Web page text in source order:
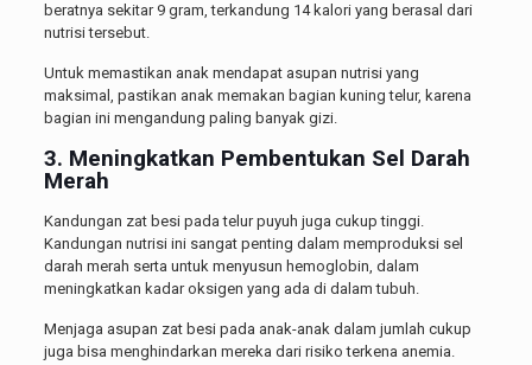
beratnya sekitar 9 gram, terkandung 14 kalori yang berasal dari
nutrisi tersebut.
Untuk memastikan anak mendapat asupan nutrisi yang
maksimal, pastikan anak memakan bagian kuning telur, karena
bagian ini mengandung paling banyak gizi.
3. Meningkatkan Pembentukan Sel Darah
Merah
Kandungan zat besi pada telur puyuh juga cukup tinggi.
Kandungan nutrisi ini sangat penting dalam memproduksi sel
darah merah serta untuk menyusun hemoglobin, dalam
meningkatkan kadar oksigen yang ada di dalam tubuh.
Menjaga asupan zat besi pada anak-anak dalam jumlah cukup
juga bisa menghindarkan mereka dari risiko terkena anemia.